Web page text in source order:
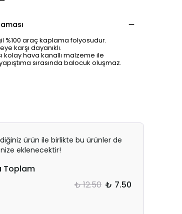
%100 araç kaplama folyosudur.
karşı dayanıklı.
kolay hava kanallı malzeme ile
sırasında balocuk oluşmaz.
ürün ile birlikte bu ürünler de
eklenecektir!
Toplam
₺ 12.50 ₺ 7.50